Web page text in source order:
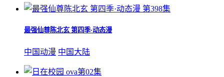
第398集
最强仙尊陈北玄 第四季·动态漫
中国动漫 中国大陆
ova第02集